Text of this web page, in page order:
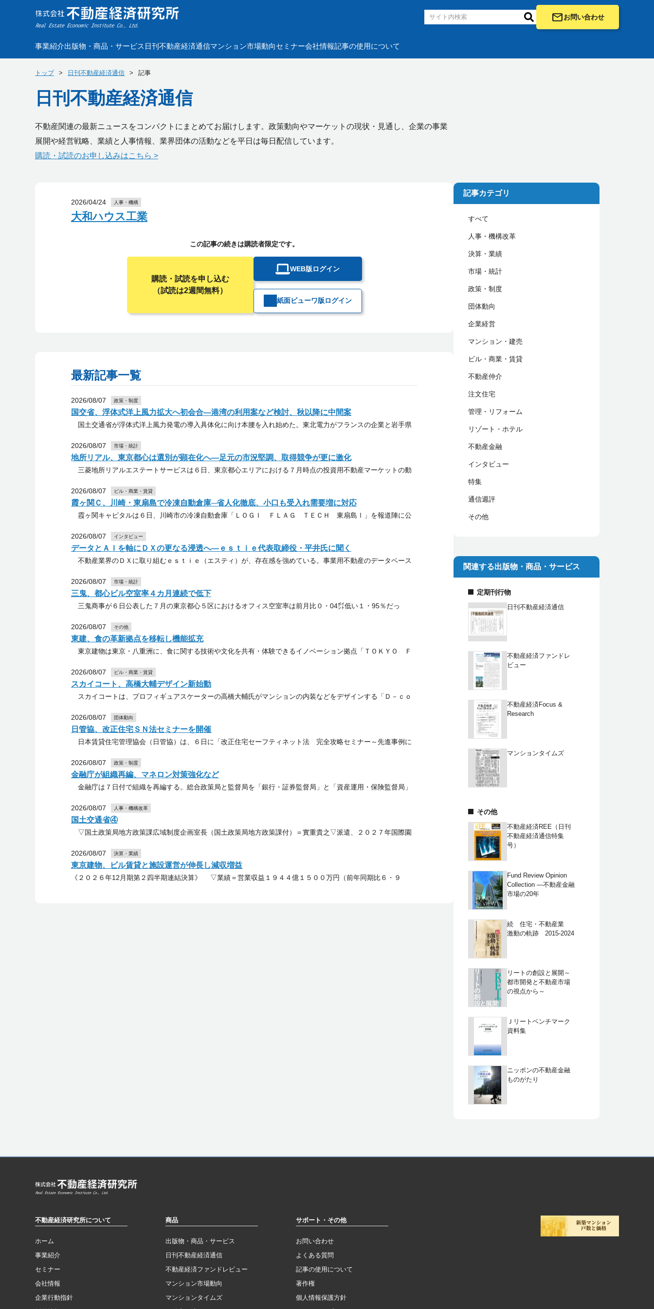
お問い合わせ
事業紹介出版物・商品・サービス 日刊不動産経済通信マンション市場動向セミナー会社情報記事の使用について
トップ 日刊不動産経済通信 記事
日刊不動産経済通信
不動産関連の最新ニュースをコンパクトにまとめてお届けします。政策動向やマーケットの現状・見通し、企業の事業
展開や経営戦略、業績と人事情報、業界団体の活動などを平日は毎日配信しています。
購読・試読のお申し込みはこちら >
2026/04/24 人事・機構
大和ハウス工業
この記事の続きは購読者限定です。
購読・試読を申し込む
（試読は2週間無料）
WEB版ログイン
紙面ビューワ版ログイン
最新記事一覧
2026/08/07 政策・制度
国交省、浮体式洋上風力拡大へ初会合―港湾の利用案など検討、秋以降に中間案
国土交通省が浮体式洋上風力発電の導入具体化に向け本腰を入れ始めた。東北電力がフランスの企業と岩手県
2026/08/07 市場・統計
地所リアル、東京都心は選別が顕在化へ―足元の市況堅調、取得競争が更に激化
三菱地所リアルエステートサービスは６日、東京都心エリアにおける７月時点の投資用不動産マーケットの動
2026/08/07 ビル・商業・賃貸
霞ヶ関Ｃ、川崎・東扇島で冷凍自動倉庫─省人化徹底、小口も受入れ需要増に対応
霞ヶ関キャピタルは６日、川崎市の冷凍自動倉庫「ＬＯＧＩ ＦＬＡＧ ＴＥＣＨ 東扇島Ⅰ」を報道陣に公
2026/08/07 インタビュー
データとＡＩを軸にＤＸの更なる浸透へ―ｅｓｔｉｅ代表取締役・平井氏に聞く
不動産業界のＤＸに取り組むｅｓｔｉｅ（エスティ）が、存在感を強めている。事業用不動産のデータベース
2026/08/07 市場・統計
三鬼、都心ビル空室率４カ月連続で低下
三鬼商事が６日公表した７月の東京都心５区におけるオフィス空室率は前月比０・04㌽低い１・95％だっ
2026/08/07 その他
東建、食の革新拠点を移転し機能拡充
東京建物は東京・八重洲に、食に関する技術や文化を共有・体験できるイノベーション拠点「ＴＯＫＹＯ Ｆ
2026/08/07 ビル・商業・賃貸
スカイコート、高橋大輔デザイン新始動
スカイコートは、プロフィギュアスケーターの高橋大輔氏がマンションの内装などをデザインする「Ｄ－ｃｏ
2026/08/07 団体動向
日管協、改正住宅ＳＮ法セミナーを開催
日本賃貸住宅管理協会（日管協）は、６日に「改正住宅セーフティネット法 完全攻略セミナー～先進事例に
2026/08/07 政策・制度
金融庁が組織再編、マネロン対策強化など
金融庁は７日付で組織を再編する。総合政策局と監督局を「銀行・証券監督局」と「資産運用・保険監督局」
2026/08/07 人事・機構改革
国土交通省④
▽国土政策局地方政策課広域制度企画室長（国土政策局地方政策課付）＝實重貴之▽派遣、２０２７年国際園
2026/08/07 決算・業績
東京建物、ビル賃貸と施設運営が伸長し減収増益
《２０２６年12月期第２四半期連結決算》 ▽業績＝営業収益１９４４億１５００万円（前年同期比６・９
記事カテゴリ
すべて
人事・機構改革
決算・業績
市場・統計
政策・制度
団体動向
企業経営
マンション・建売
ビル・商業・賃貸
不動産仲介
注文住宅
管理・リフォーム
リゾート・ホテル
不動産金融
インタビュー
特集
通信週評
その他
関連する出版物・商品・サービス
定期刊行物
日刊不動産経済通信
不動産経済ファンドレ
ビュー
不動産経済Focus &
Research
マンションタイムズ
その他
不動産経済REE（日刊
不動産経済通信特集
号）
Fund Review Opinion
Collection ―不動産金融
市場の20年
続 住宅・不動産業
激動の軌跡 2015-2024
リートの創設と展開～
都市開発と不動産市場
の視点から～
Ｊリートベンチマーク
資料集
ニッポンの不動産金融
ものがたり
不動産経済研究所について
ホーム
事業紹介
セミナー
会社情報
企業行動指針
商品
出版物・商品・サービス
日刊不動産経済通信
不動産経済ファンドレビュー
マンション市場動向
マンションタイムズ
サポート・その他
お問い合わせ
よくある質問
記事の使用について
著作権
個人情報保護方針